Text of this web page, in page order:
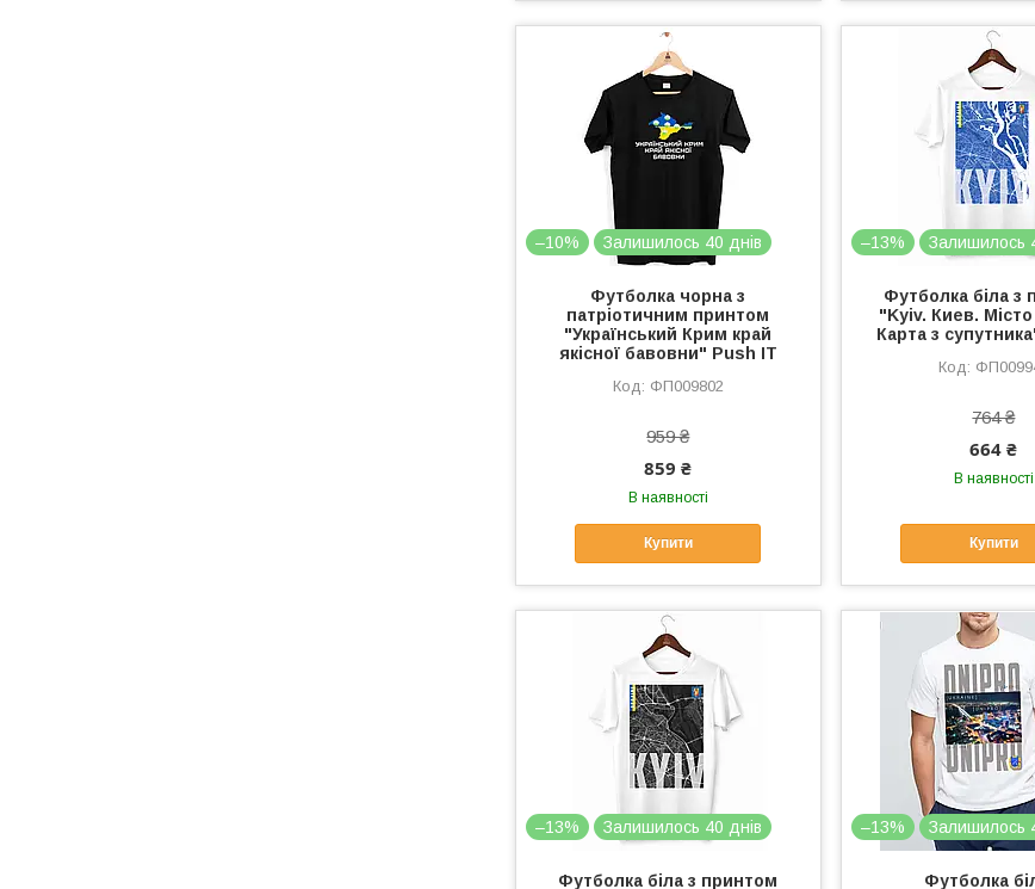
–10% Залишилось 40 днів
Футболка чорна з
патріотичним принтом
"Український Крим край
якісної бавовни" Push IT
ФП009802
959 ₴
859 ₴
В наявності
Купити
–13% Залишилось
Футболка біла з
"Kyiv. Киев. Місто
Карта з
764 ₴
664 ₴
В наявності
Купити
–13% Залишилось 40 днів
Футболка біла з принтом
–13% Залишилось
Футболка